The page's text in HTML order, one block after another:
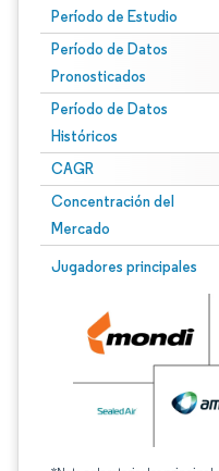
Período de Estudio
Período de Datos
Pronosticados
Período de Datos
Históricos
CAGR
Concentración del
Mercado
Jugadores principales